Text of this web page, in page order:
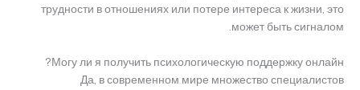
трудности в отношениях или потере интереса к жизни, это
может быть сигналом.
Могу ли я получить психологическую поддержку онлайн?
Да, в современном мире множество специалистов